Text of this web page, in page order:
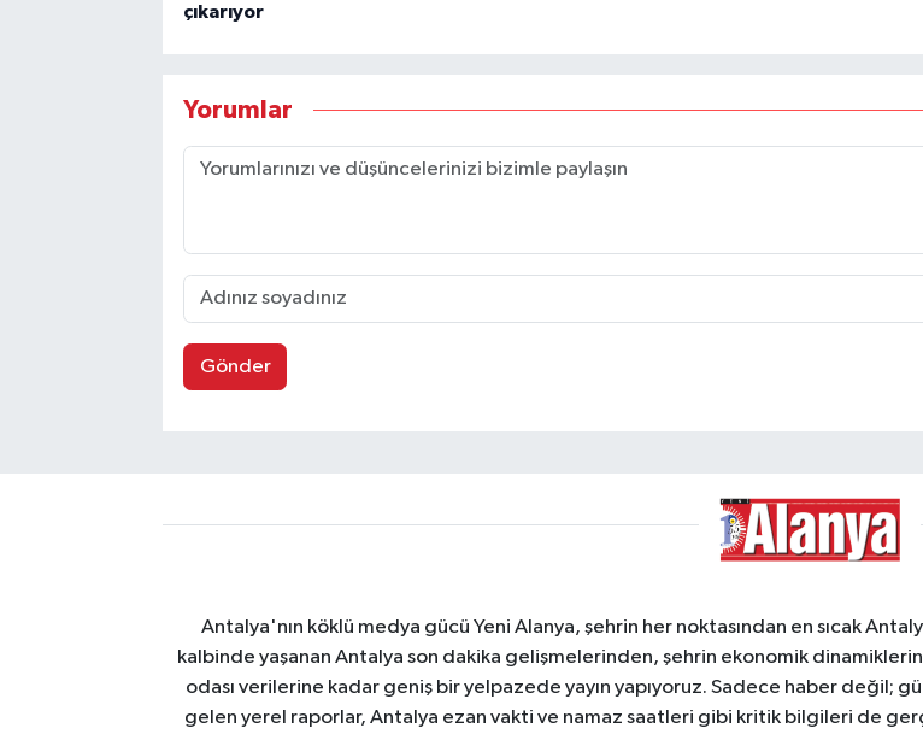
çıkarıyor
Yorumlar
Gönder
Antalya'nın köklü medya gücü Yeni Alanya, şehrin her noktasından en sıcak
kalbinde yaşanan Antalya son dakika gelişmelerinden, şehrin ekonomik
odası verilerine kadar geniş bir yelpazede yayın yapıyoruz. Sadece haber değil;
gelen yerel raporlar, Antalya ezan vakti ve namaz saatleri gibi kritik bilgileri de